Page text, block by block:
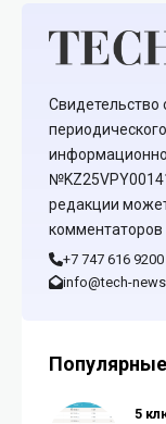
Свидетельство
редакции
комментаторов
+7 747 616 9200
info@tech-
Популярные
5